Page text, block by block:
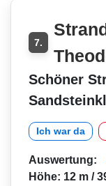
7.
Schöner
Ich war da
Auswertung:
Höhe: 12 m /